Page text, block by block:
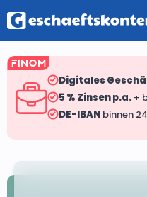
Digitales
5 % Zinsen p.a. +
DE-IBAN binnen